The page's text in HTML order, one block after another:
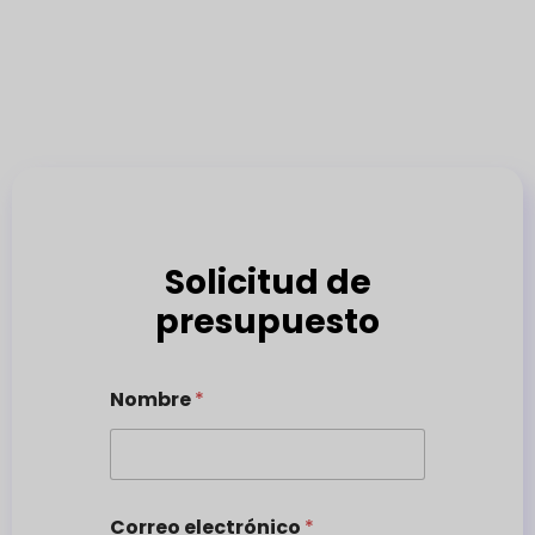
Solicitud de
presupuesto
Nombre*
Correo electrónico *